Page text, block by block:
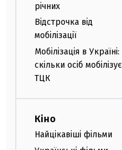
річних
Відстрочка від
мобілізації
Мобілізація в Україні:
скільки осіб мобілізує
ТЦК
Кіно
Найцікавіші фільми